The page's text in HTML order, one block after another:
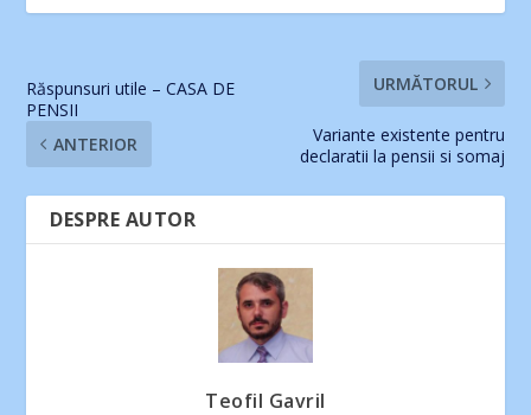
Răspunsuri utile – CASA DE
PENSII
ANTERIOR
URMĂTORUL
Variante existente pentru
declaratii la pensii si somaj
DESPRE AUTOR
Teofil Gavril